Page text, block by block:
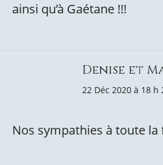
ainsi qu’à Gaétane !!!
Denise et
22 Déc 2020 à 18 h
Nos sympathies à toute la